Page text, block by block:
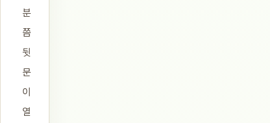
분
쯤
뒷
문
이
열